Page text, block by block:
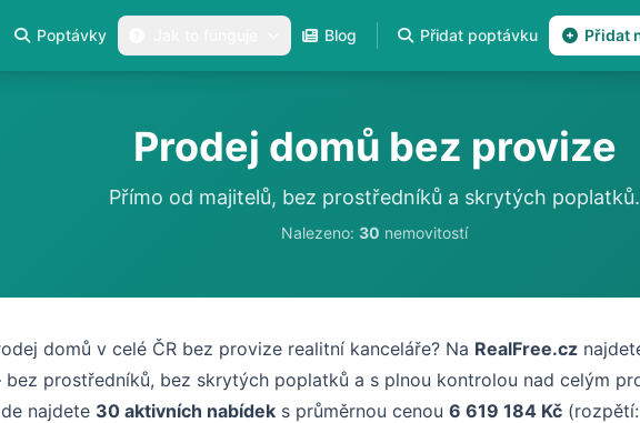
Poptávky Blog Přidat poptávku Přidat
Prodej domů bez provize
Přímo od majitelů, bez prostředníků a skrytých poplatků.
Nalezeno: 30 nemovitostí
domů v celé ČR bez provize realitní kanceláře? Na RealFree.cz
prostředníků, bez skrytých poplatků a s plnou kontrolou nad celým
najdete 30 aktivních nabídek s průměrnou cenou 6 619 184 Kč